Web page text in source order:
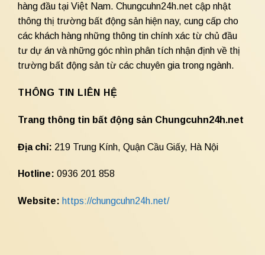
hàng đầu tại Việt Nam. Chungcuhn24h.net cập nhật
thông thị trường bất động sản hiện nay, cung cấp cho
các khách hàng những thông tin chính xác từ chủ đầu
tư dự án và những góc nhìn phân tích nhận định về thị
trường bất động sản từ các chuyên gia trong ngành.
THÔNG TIN LIÊN HỆ
Trang thông tin bất động sản Chungcuhn24h.net
Địa chỉ: 219 Trung Kính, Quận Cầu Giấy, Hà Nội
Hotline: 0936 201 858
Website: https://chungcuhn24h.net/